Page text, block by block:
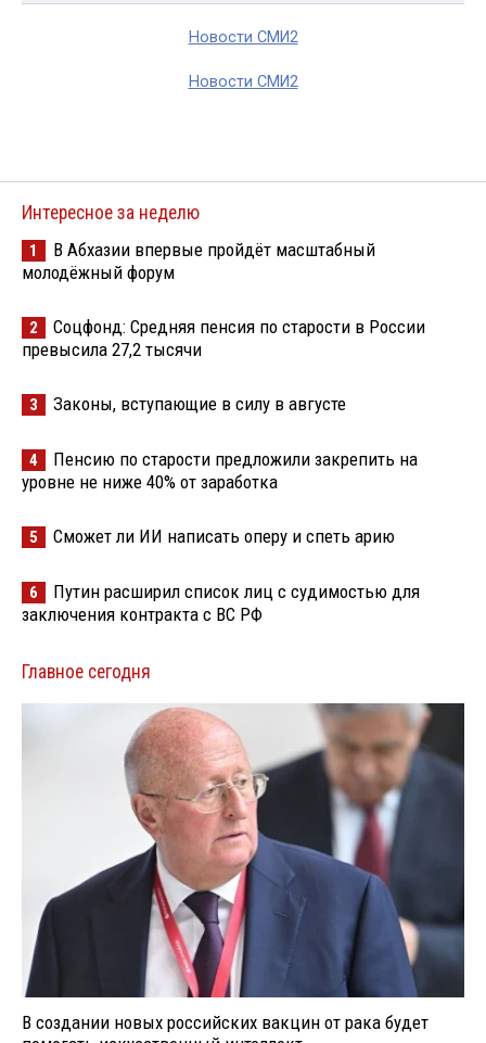
Новости СМИ2
Новости СМИ2
Интересное за неделю
1
В Абхазии впервые пройдёт масштабный
молодёжный форум
2
Соцфонд: Средняя пенсия по старости в России
превысила 27,2 тысячи
3 Законы, вступающие в силу в августе
4
Пенсию по старости предложили закрепить на
уровне не ниже 40% от заработка
5 Сможет ли ИИ написать оперу и спеть арию
6
Путин расширил список лиц с судимостью для
заключения контракта с ВС РФ
Главное сегодня
В создании новых российских вакцин от рака будет